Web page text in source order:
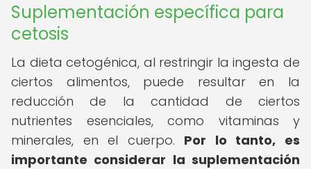
Suplementación específica para
cetosis
La dieta cetogénica, al restringir la ingesta de
ciertos alimentos, puede resultar en la
reducción de la cantidad de ciertos
nutrientes esenciales, como vitaminas y
minerales, en el cuerpo. Por lo tanto, es
importante considerar la suplementación